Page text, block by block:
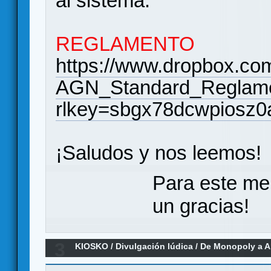
REGLAMENTO
https://
¡Saludos y nos leemos!
Para este
un gracias!
KIOSKO / Divulgación lúdica / De Monopoly a